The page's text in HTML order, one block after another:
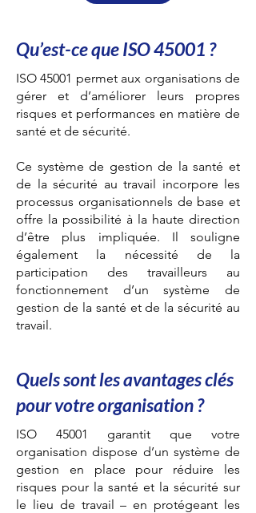
Qu’est-ce que ISO 45001 ?
ISO 45001 permet aux organisations de
gérer et d’améliorer leurs propres
risques et performances en matière de
santé et de sécurité.
Ce système de gestion de la santé et
de la sécurité au travail incorpore les
processus organisationnels de base et
offre la possibilité à la haute direction
d’être plus impliquée. Il souligne
également la nécessité de la
participation des travailleurs au
fonctionnement d’un système de
gestion de la santé et de la sécurité au
travail.
Quels sont les avantages clés
pour votre organisation ?
ISO 45001 garantit que votre
organisation dispose d’un système de
gestion en place pour réduire les
risques pour la santé et la sécurité sur
le lieu de travail – en protégeant les